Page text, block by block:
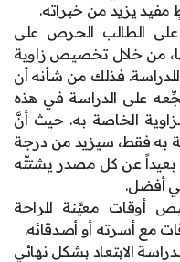
مفيد يزيد من خبراته.
الطالب الحرص على
من خلال تخصيص زاوية
فذلك من شأنه أن
على الدراسة في هذه
الخاصة به. حيث أنَّ
به فقط، سيزيد من درجة
بعيداً عن كل مصدر يشتتّه
أفضل.
أوقات معيَّنة للراحة
مع أسرته أو أصدقائه.
الابتعاد بشكل نهائي